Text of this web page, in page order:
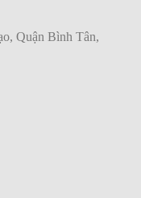
Quận Bình Tân,